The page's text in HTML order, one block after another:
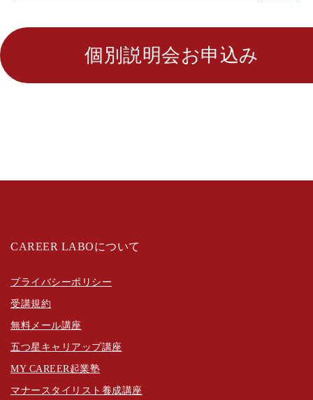
個別説明会お申込み
CAREER LABOについて
プライバシーポリシー
受講規約
無料メール講座
五つ星キャリアップ講座
MY CAREER起業塾
マナースタイリスト養成講座